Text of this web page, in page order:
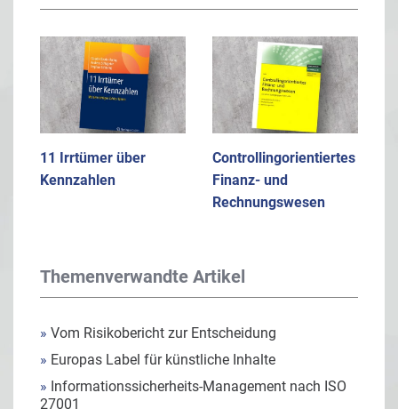
11 Irrtümer über
Kennzahlen
Controllingorientiertes
Finanz- und
Rechnungswesen
Themenverwandte Artikel
» Vom Risikobericht zur Entscheidung
» Europas Label für künstliche Inhalte
» Informationssicherheits-Management nach ISO
27001